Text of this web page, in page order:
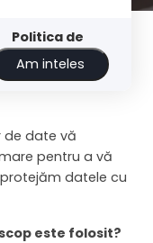
Politica de
Am inteles
date vă
pentru a vă
datele cu
este folosit?